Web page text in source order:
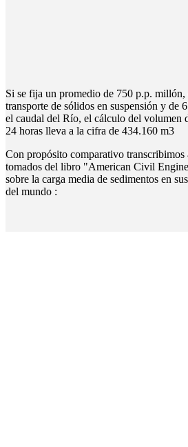
Si se fija un promedio de 750 p.p.
transporte de sólidos en suspensión y de
el caudal del Río, el cálculo del volumen
24 horas lleva a la cifra de 434.160 m3
Con propósito comparativo transcribimos
tomados del libro "American Civil
sobre la carga media de sedimentos en
del mundo :